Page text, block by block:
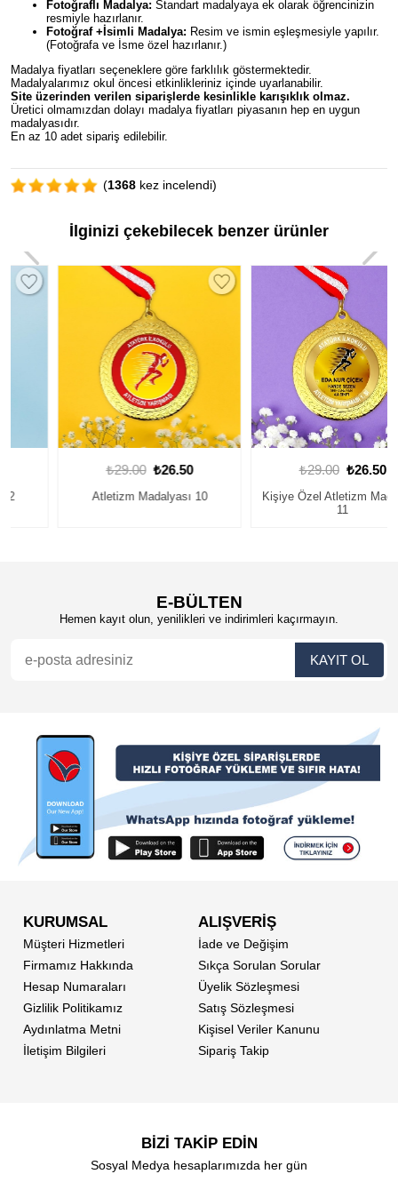
Fotoğraflı Madalya: Standart madalyaya ek olarak öğrencinizin
resmiyle hazırlanır.
Fotoğraf +İsimli Madalya: Resim ve ismin eşleşmesiyle yapılır.
(Fotoğrafa ve İsme özel hazırlanır.)
Madalya fiyatları seçeneklere göre farklılık göstermektedir.
Madalyalarımız okul öncesi etkinlikleriniz içinde uyarlanabilir.
Site üzerinden verilen siparişlerde kesinlikle karışıklık olmaz.
Üretici olmamızdan dolayı madalya fiyatları piyasanın hep en uygun
madalyasıdır.
En az 10 adet sipariş edilebilir.
(1368 kez incelendi)
İlginizi çekebilecek benzer ürünler
₺26.50
Atletizm Madalyası 10
₺26.50
Kişiye Özel Atletizm Madalyası
E-BÜLTEN
Hemen kayıt olun, yenilikleri ve indirimleri kaçırmayın.
KURUMSAL
Müşteri Hizmetleri
Firmamız Hakkında
Hesap Numaraları
Gizlilik Politikamız
Aydınlatma Metni
İletişim Bilgileri
ALIŞVERİŞ
İade ve Değişim
Sıkça Sorulan Sorular
Üyelik Sözleşmesi
Satış Sözleşmesi
Kişisel Veriler Kanunu
Sipariş Takip
BİZİ TAKİP EDİN
Sosyal Medya hesaplarımızda her gün